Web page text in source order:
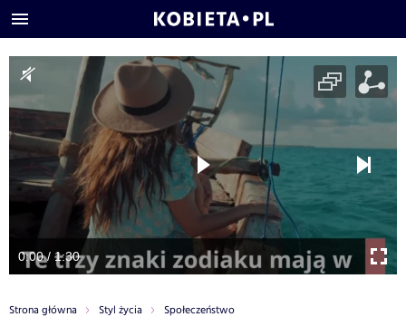
0:00 / 1:30
Strona główna Styl życia Społeczeństwo